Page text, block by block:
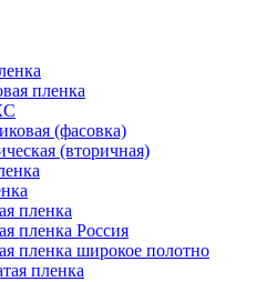
пленка
(фасовка)
(вторичная)
пленка
пленка Россия
пленка широкое полотно
пленка